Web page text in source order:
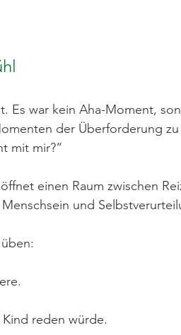
Es war kein Aha-Moment,
der Überforderung zu
mit mir?“
einen Raum zwischen
und
reden würde.